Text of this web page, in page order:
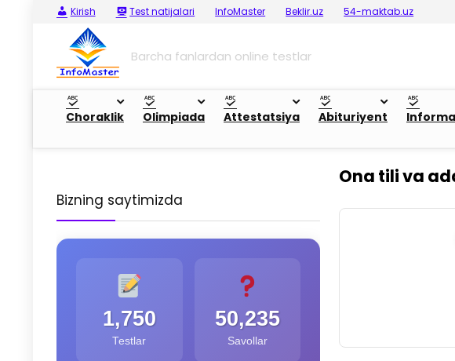
Kirish Test natijalari InfoMaster Beklir.uz 54-maktab.uz
Barcha fanlardan online testlar
Choraklik Olimpiada Attestatsiya Abituriyent
Ona tili va
Bizning saytimizda
1,750
Testlar
50,235
Savollar